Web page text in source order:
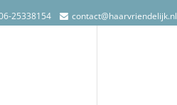
25338154 contact@haarvriendelijk.nl